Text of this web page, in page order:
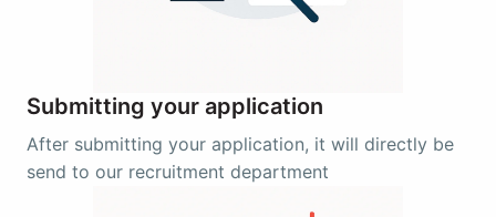
Submitting your application
After submitting your application, it will directly be
send to our recruitment department